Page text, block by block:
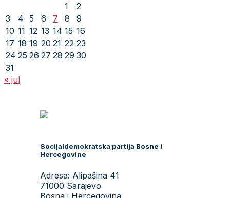
1
2
3
4 5 6 7 8
9
10 11 12 13 14 15 16
17 18 19 20 21 22 23
24 25 26 27 28 29 30
31
« jul
Socijaldemokratska partija Bosne i
Hercegovine
Adresa: Alipašina 41
71000 Sarajevo
Bosna i Hercegovina